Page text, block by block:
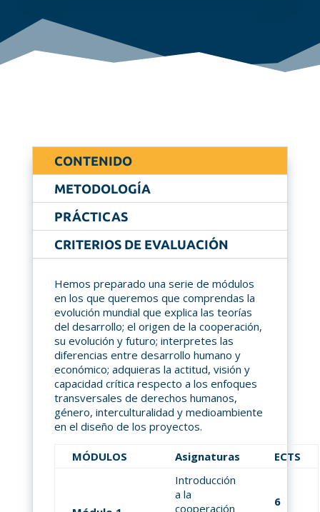
CONTENIDO
METODOLOGÍA
PRÁCTICAS
CRITERIOS DE EVALUACIÓN
Hemos preparado una serie de módulos
en los que queremos que comprendas la
evolución mundial que explica las teorías
del desarrollo; el origen de la cooperación,
su evolución y futuro; interpretes las
diferencias entre desarrollo humano y
económico; adquieras la actitud, visión y
capacidad crítica respecto a los enfoques
transversales de derechos humanos,
género, interculturalidad y medioambiente
en el diseño de los proyectos.
MÓDULOS Asignaturas ECTS
Introducción
a la
cooperación
6